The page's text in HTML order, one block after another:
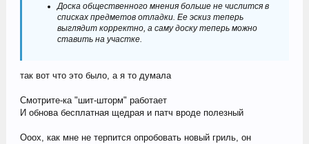
Доска общественного мнения больше не числится в
списках предметов отладки. Ее эскиз теперь
выглядит корректно, а саму доску теперь можно
ставить на участке.
так вот что это было, а я то думала
Смотрите-ка "шит-шторм" работает
И обнова бесплатная щедрая и патч вроде полезный
Ооох, как мне не терпится опробовать новый гриль, он